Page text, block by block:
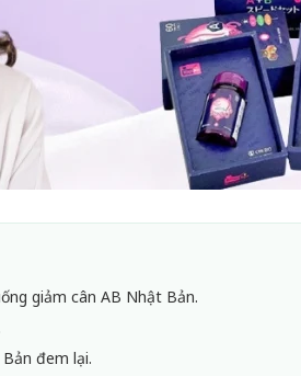
giảm cân AB Nhật Bản.
đem lại.